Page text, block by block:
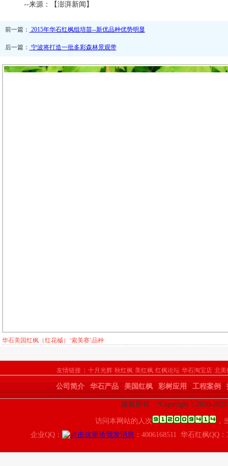
--来源：【澎湃新闻】
前一篇： 2015年华石红枫组培苗--新优品种优势明显
后一篇： 宁波将打造一批多彩森林景观带
华石美国红枫（红花槭）‘索美赛’品种
友情链接 ： 十月光辉 秋红枫 美红枫 红枫论坛 华石淘宝店 北美
公司简介 华石产品 美国红枫 彩树应用 工程案例
版权所有：?Copyright ? 2020-
访问本网站的人次
，
企业QQ：
：4006168511 华石红枫QQ